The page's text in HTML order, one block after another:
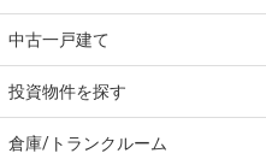
中古一戸建て
投資物件を探す
倉庫/トランクルーム